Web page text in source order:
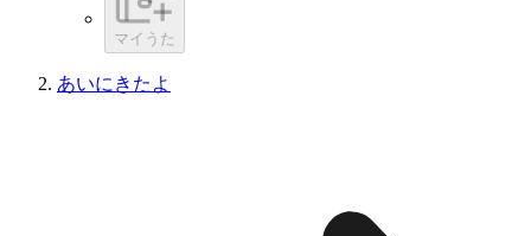
マイうた
あいにきたよ